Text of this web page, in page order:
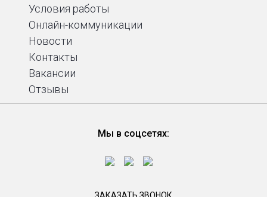
Условия работы
Онлайн-коммуникации
Новости
Контакты
Вакансии
Отзывы
Мы в соцсетях: